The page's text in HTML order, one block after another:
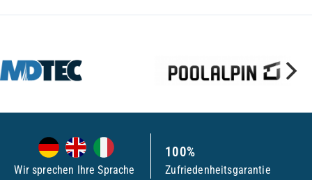
Wir sprechen Ihre Sprache
100%
Zufriedenheitsgarantie